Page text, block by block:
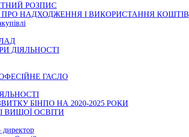
РОЗПИС
ПРО НАДХОДЖЕННЯ І ВИКОРИСТАННЯ КОШТІВ
ДІЯЛЬНОСТІ
ГАСЛО
БІНПО НА 2020-2025 РОКИ
ВИЩОЇ ОСВІТИ